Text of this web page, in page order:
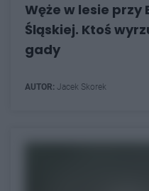
Węże w lesie przy
Śląskiej. Ktoś
gady
AUTOR: Jacek Skorek